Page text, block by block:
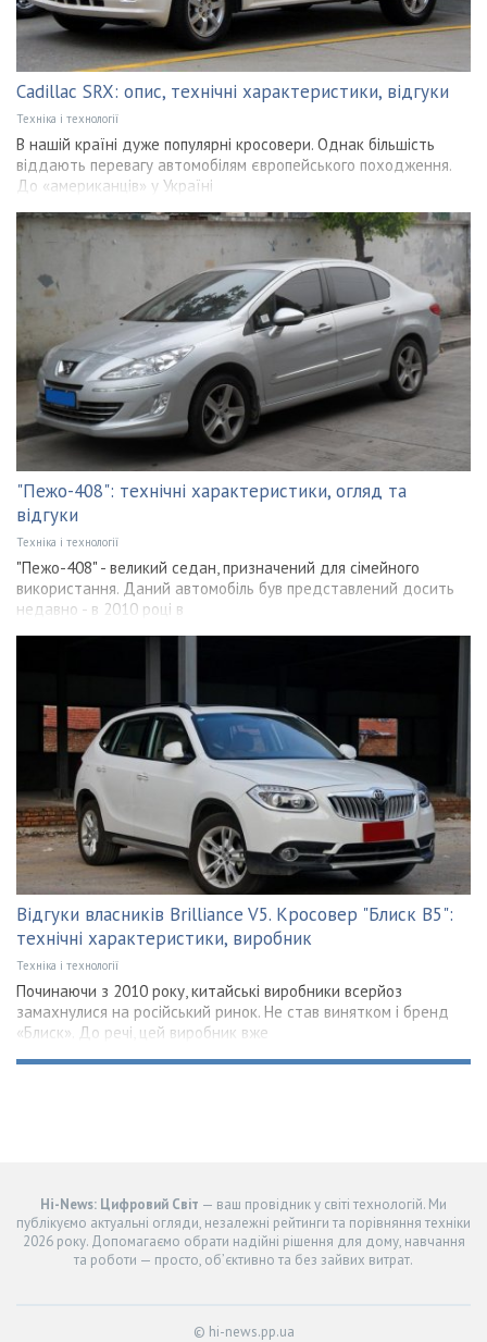
Cadillac SRX: опис, технічні характеристики, відгуки
Техніка і технології
В нашій країні дуже популярні кросовери. Однак більшість
віддають перевагу автомобілям європейського походження.
До «американців» у Україні
"Пежо-408": технічні характеристики, огляд та
відгуки
Техніка і технології
"Пежо-408" - великий седан, призначений для сімейного
використання. Даний автомобіль був представлений досить
недавно - в 2010 році в
Відгуки власників Brilliance V5. Кросовер "Блиск В5":
технічні характеристики, виробник
Техніка і технології
Починаючи з 2010 року, китайські виробники всерйоз
замахнулися на російський ринок. Не став винятком і бренд
«Блиск». До речі, цей виробник вже
Hi-News: Цифровий Світ — ваш провідник у світі технологій. Ми
публікуємо актуальні огляди, незалежні рейтинги та порівняння техніки
2026 року. Допомагаємо обрати надійні рішення для дому, навчання
та роботи — просто, об’єктивно та без зайвих витрат.
© hi-news.pp.ua